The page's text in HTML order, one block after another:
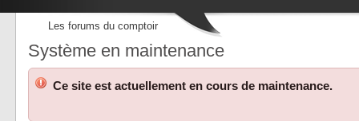
Les forums du comptoir
Système en maintenance
Ce site est actuellement en cours de maintenance.